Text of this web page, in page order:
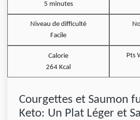
5 minutes
Niveau de difficulté
Facile
Calorie
264 Kcal
Pts
Courgettes et Saumon
Keto: Un Plat Léger et